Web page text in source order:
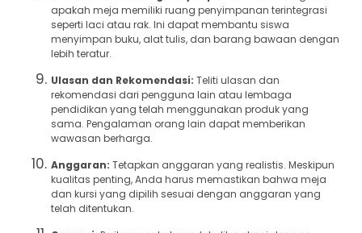
apakah meja memiliki ruang penyimpanan terintegrasi
seperti laci atau rak. Ini dapat membantu siswa
menyimpan buku, alat tulis, dan barang bawaan dengan
lebih teratur.
Ulasan dan Rekomendasi: Teliti ulasan dan
rekomendasi dari pengguna lain atau lembaga
pendidikan yang telah menggunakan produk yang
sama. Pengalaman orang lain dapat memberikan
wawasan berharga.
Anggaran: Tetapkan anggaran yang realistis. Meskipun
kualitas penting, Anda harus memastikan bahwa meja
dan kursi yang dipilih sesuai dengan anggaran yang
telah ditentukan.